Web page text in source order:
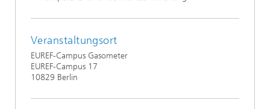
Veranstaltungsort
EUREF-Campus Gasometer
EUREF-Campus 17
10829 Berlin